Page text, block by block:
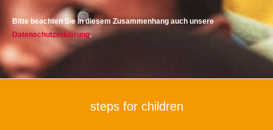
Bitte beachten Sie in diesem Zusammenhang auch unsere
Datenschutzerklärung.
steps for children